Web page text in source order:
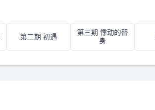
第二期 初遇
第三期 悸动的替
身